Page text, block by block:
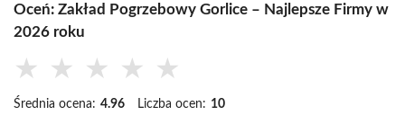
Oceń: Zakład Pogrzebowy Gorlice – Najlepsze Firmy w
2026 roku
★ ★ ★ ★ ★
Średnia ocena: 4.96 Liczba ocen: 10